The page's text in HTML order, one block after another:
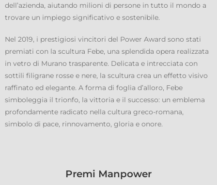
dell’azienda, aiutando milioni di persone in tutto il mondo a
trovare un impiego significativo e sostenibile.
Nel 2019, i prestigiosi vincitori del Power Award sono stati
premiati con la scultura Febe, una splendida opera realizzata
in vetro di Murano trasparente. Delicata e intrecciata con
sottili filigrane rosse e nere, la scultura crea un effetto visivo
raffinato ed elegante. A forma di foglia d’alloro, Febe
simboleggia il trionfo, la vittoria e il successo: un emblema
profondamente radicato nella cultura greco-romana,
simbolo di pace, rinnovamento, gloria e onore.
Premi Manpower